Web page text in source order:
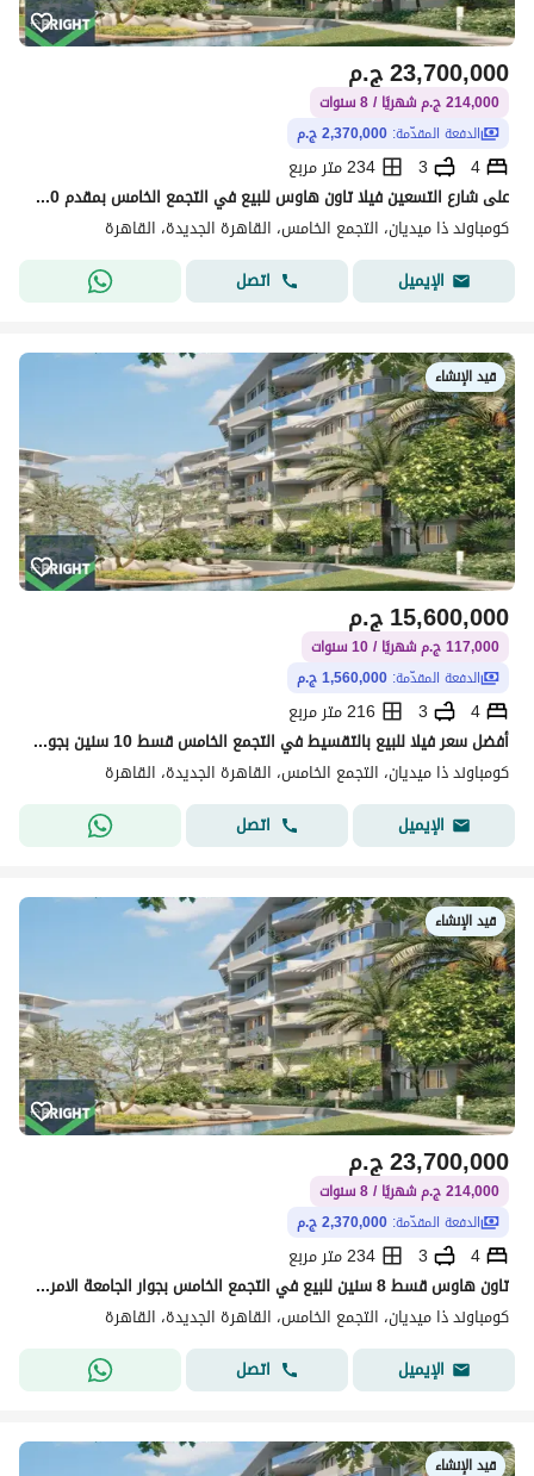
ج.م23,700,000
214,000 ج.م شهريًا / 8 سنوات
الدفعة المقدّمة: 2,370,000 ج.م
4
3
234 متر مربع
على شارع التسعين فيلا تاون هاوس للبيع في التجمع الخامس بمقدم 10% فقط داخل The Median
كومباوند ذا ميديان، التجمع الخامس، القاهرة الجديدة، القاهرة
الإيميل
اتصل
قيد الإنشاء
ج.م15,600,000
117,000 ج.م شهريًا / 10 سنوات
الدفعة المقدّمة: 1,560,000 ج.م
4
3
216 متر مربع
أفضل سعر فيلا للبيع بالتقسيط في التجمع الخامس قسط 10 سنين بجوار الجامعة الامريكية داخل The Median القاهرة الجديدة
كومباوند ذا ميديان، التجمع الخامس، القاهرة الجديدة، القاهرة
الإيميل
اتصل
قيد الإنشاء
ج.م23,700,000
214,000 ج.م شهريًا / 8 سنوات
الدفعة المقدّمة: 2,370,000 ج.م
4
3
234 متر مربع
تاون هاوس قسط 8 سنين للبيع في التجمع الخامس بجوار الجامعة الامريكية القاهرة الجديدة
كومباوند ذا ميديان، التجمع الخامس، القاهرة الجديدة، القاهرة
الإيميل
اتصل
قيد الإنشاء